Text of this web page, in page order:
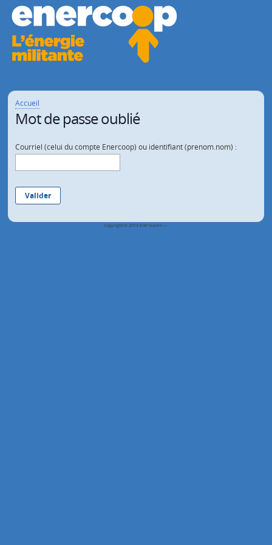
Aller au contenu
Accueil
Mot de passe oublié
Courriel (celui du compte Enercoop) ou identifiant (prenom.nom) :
Valider
Copyright © 2013 Entr'ouvert —